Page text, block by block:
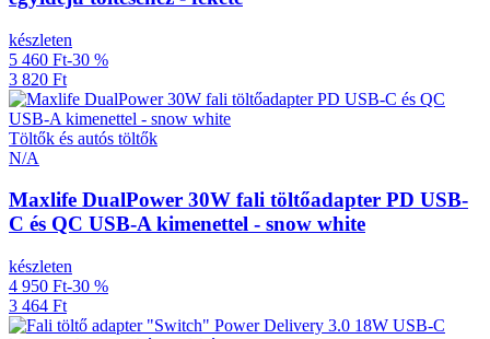
készleten
5 460 Ft-30 %
3 820 Ft
Töltők és autós töltők
N/A
Maxlife DualPower 30W fali töltőadapter PD USB-
C és QC USB-A kimenettel - snow white
készleten
4 950 Ft-30 %
3 464 Ft